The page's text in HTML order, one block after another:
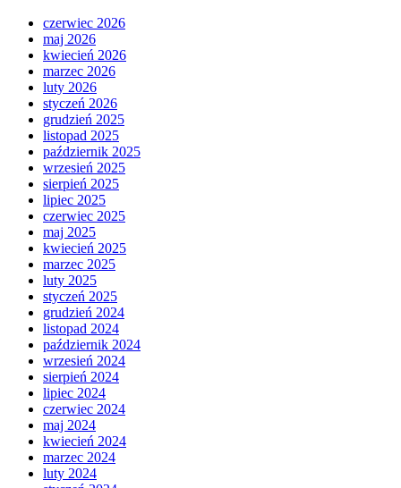
czerwiec 2026
maj 2026
kwiecień 2026
marzec 2026
luty 2026
styczeń 2026
grudzień 2025
listopad 2025
październik 2025
wrzesień 2025
sierpień 2025
lipiec 2025
czerwiec 2025
maj 2025
kwiecień 2025
marzec 2025
luty 2025
styczeń 2025
grudzień 2024
listopad 2024
październik 2024
wrzesień 2024
sierpień 2024
lipiec 2024
czerwiec 2024
maj 2024
kwiecień 2024
marzec 2024
luty 2024